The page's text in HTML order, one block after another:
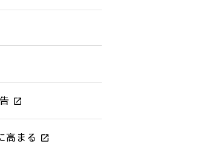
高まる